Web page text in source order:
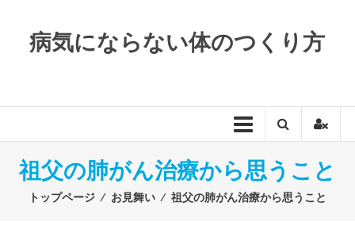
病気にならない体のつくり方
祖父の肺がん治療から思うこと
トップページ ⁄ お見舞い ⁄ 祖父の肺がん治療から思うこと